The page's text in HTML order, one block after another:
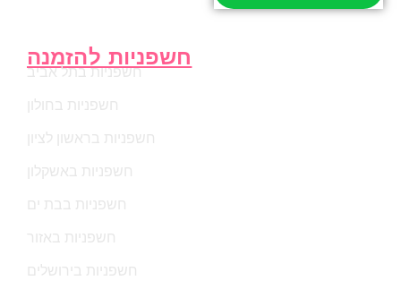
חשפניות להזמנה
חשפניות בתל אביב
חשפניות בחולון
חשפניות בראשון לציון
חשפניות באשקלון
חשפניות בבת ים
חשפניות באזור
חשפניות בירושלים